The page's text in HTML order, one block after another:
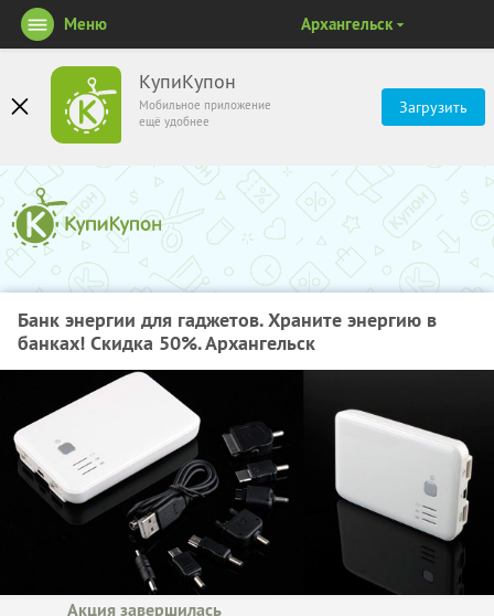
КупиКупон
Мобильное приложение
ещё удобнее
Загрузить
Меню Архангельск
Банк энергии для гаджетов. Храните энергию в
банках! Скидка 50%. Архангельск
Акция завершилась